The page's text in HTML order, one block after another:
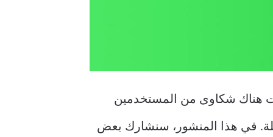
هناك شكاوى من المستخدمين
في هذا المنشور، سنشارك بعض